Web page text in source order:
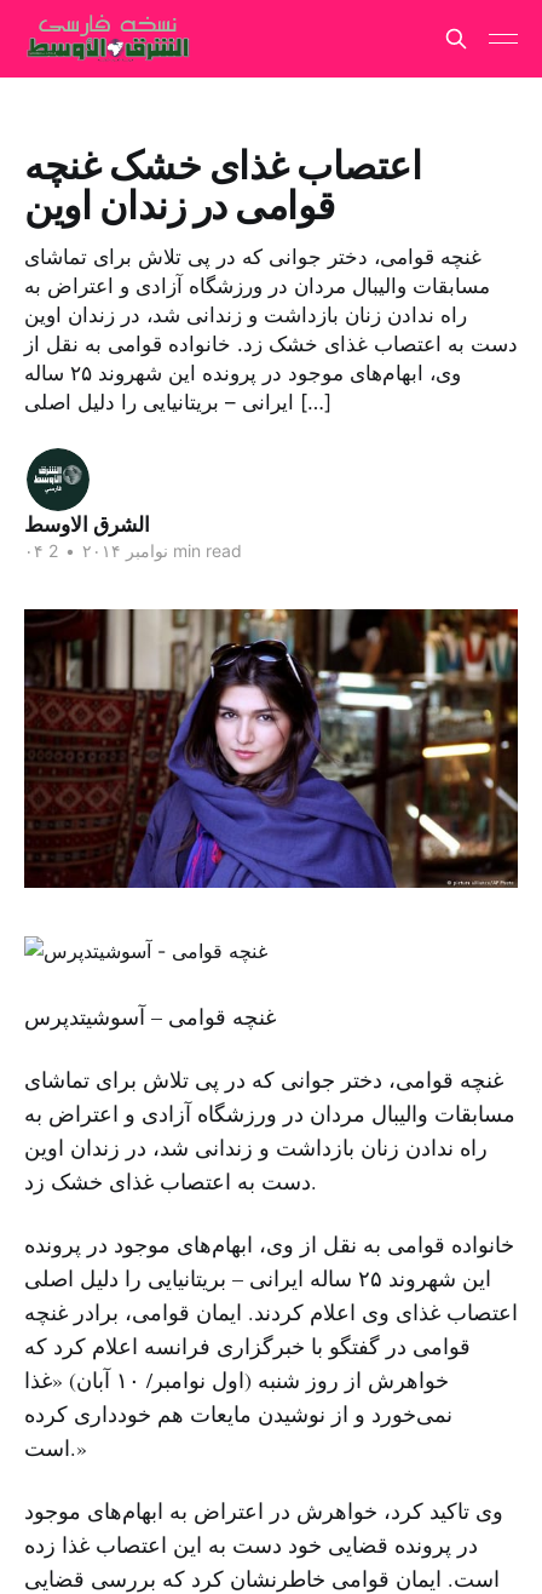
اعتصاب غذای خشک غنچه
قوامی در زندان اوین
غنچه قوامی، دختر جوانی که در پی تلاش برای تماشای
مسابقات والیبال مردان در ورزشگاه آزادی و اعتراض به
راه ندادن زنان بازداشت و زندانی شد، در زندان اوین
دست به اعتصاب غذای خشک زد. خانواده قوامی به نقل از
وی، ابهام‌های موجود در پروند‌ه این شهروند ۲۵ ساله
ایرانی – بریتانیایی را دلیل اصلی […]
الشرق الاوسط
۰۴ نوامبر ۲۰۱۴ • 2 min read
غنچه قوامی – آسوشیتدپرس
غنچه قوامی، دختر جوانی که در پی تلاش برای تماشای
مسابقات والیبال مردان در ورزشگاه آزادی و اعتراض به
راه ندادن زنان بازداشت و زندانی شد، در زندان اوین
دست به اعتصاب غذای خشک زد.
خانواده قوامی به نقل از وی، ابهام‌های موجود در پروند‌ه
این شهروند ۲۵ ساله ایرانی – بریتانیایی را دلیل اصلی
اعتصاب غذای وی اعلام کردند. ایمان قوامی، برادر غنچه
قوامی در گفتگو با خبرگزاری فرانسه اعلام کرد که
خواهرش از روز شنبه (اول نوامبر/ ۱۰ آبان) «غذا
نمی‌خورد و از نوشیدن مایعات هم خودداری کرده
است.»
وی تاکید کرد، خواهرش در اعتراض به ابهام‌های موجود
در پرونده قضایی خود دست به این اعتصاب غذا زده
است. ایمان قوامی خاطرنشان کرد که بررسی قضایی